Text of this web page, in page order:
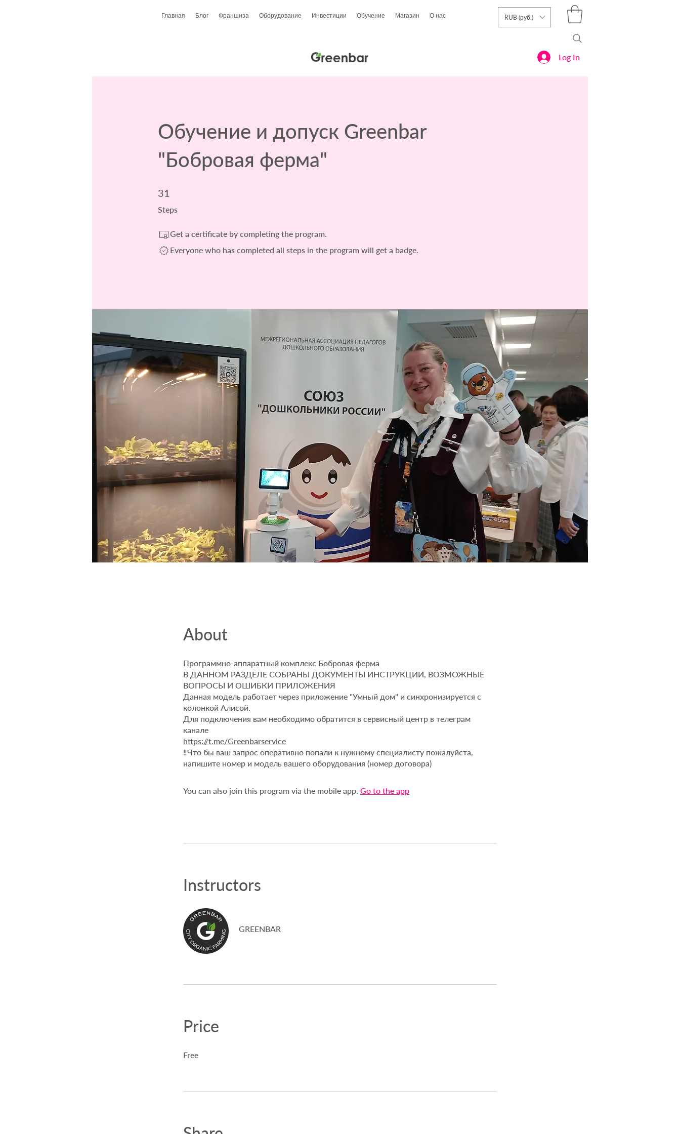
Главная Блог Франшиза Оборудование Инвестиции Обучение Магазин О нас
Log In
RUB (руб.)
Обучение и допуск Greenbar
"Бобровая ферма"
31
Steps
Get a certificate by completing the program.
Everyone who has completed all steps in the program will get a badge.
About
Программно-аппаратный комплекс Бобровая ферма
В ДАННОМ РАЗДЕЛЕ СОБРАНЫ ДОКУМЕНТЫ ИНСТРУКЦИИ, ВОЗМОЖНЫЕ
ВОПРОСЫ И ОШИБКИ ПРИЛОЖЕНИЯ
Данная модель работает через приложение "Умный дом" и синхронизируется с
колонкой Алисой.
Для подключения вам необходимо обратится в сервисный центр в телеграм
https://t.me/Greenbarservice
​‼️Что бы ваш запрос оперативно попали к нужному специалисту пожалуйста,
напишите номер и модель вашего оборудования (номер договора)
You can also join this program via the mobile app. Go to the app
Instructors
GREENBAR
Price
Free